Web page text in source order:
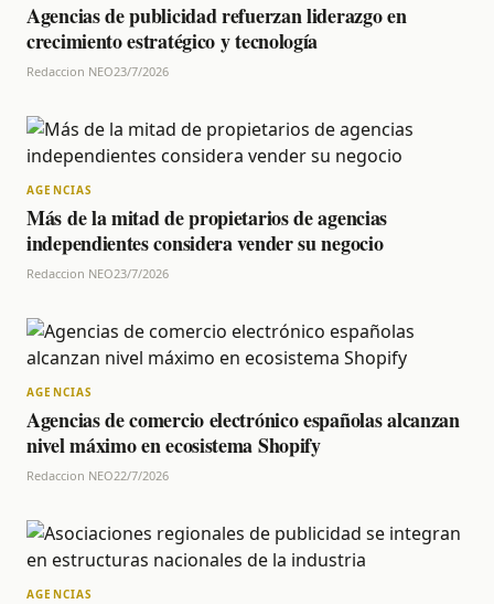
Agencias de publicidad refuerzan liderazgo en
crecimiento estratégico y tecnología
Redaccion NEO23/7/2026
AGENCIAS
Más de la mitad de propietarios de agencias
independientes considera vender su negocio
Redaccion NEO23/7/2026
AGENCIAS
Agencias de comercio electrónico españolas alcanzan
nivel máximo en ecosistema Shopify
Redaccion NEO22/7/2026
AGENCIAS